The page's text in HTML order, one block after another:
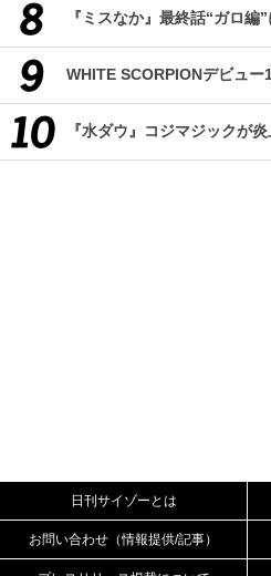
『ミスなか』最終話“ガロ編
WHITE SCORPIONデビュー
『水ダウ』コジマジックが
日刊サイゾーとは
お問い合わせ（情報提供/記事）